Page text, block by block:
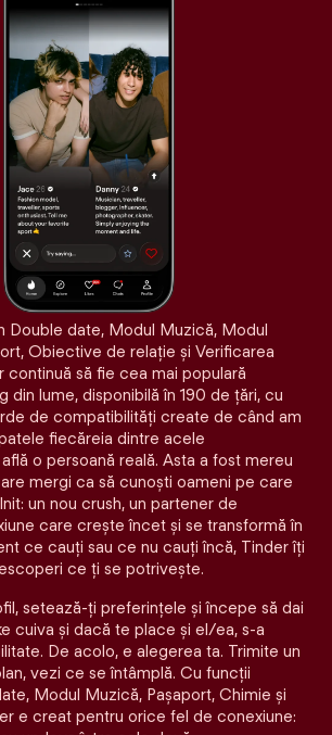
Double date, Modul Muzică, Modul
Obiective de relație și Verificarea
continuă să fie cea mai populară
din lume, disponibilă în 190 de țări, cu
de compatibilități create de când am
fiecăreia dintre acele
o persoană reală. Asta a fost mereu
mergi ca să cunoști oameni pe care
un nou crush, un partener de
care crește încet și se transformă în
ce cauți sau ce nu cauți încă, Tinder îți
ce ți se potrivește.
setează-ți preferințele și începe să dai
cuiva și dacă te place și el/ea, s-a
De acolo, e alegerea ta. Trimite un
vezi ce se întâmplă. Cu funcții
Modul Muzică, Pașaport, Chimie și
e creat pentru orice fel de conexiune: